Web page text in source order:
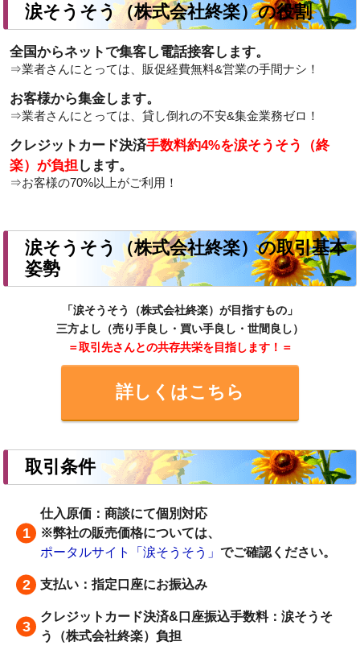
涙そうそう（株式会社終楽）の役割
全国からネットで集客し電話接客します。
⇒業者さんにとっては、販促経費無料&営業の手間ナシ！
お客様から集金します。
⇒業者さんにとっては、貸し倒れの不安&集金業務ゼロ！
クレジットカード決済手数料約4%を涙そうそう（終
楽）が負担 します。
⇒お客様の70%以上がご利用！
涙そうそう（株式会社終楽）の取引基本
姿勢
「涙そうそう（株式会社終楽）が目指すもの」
三方よし（売り手良し・買い手良し・世間良し）
＝取引先さんとの共存共栄を目指します！＝
詳しくはこちら
取引条件
仕入原価：商談にて個別対応
※弊社の販売価格については、
ポータルサイト「涙そうそう」でご確認ください。
支払い：指定口座にお振込み
クレジットカード決済&口座振込手数料：涙そうそ
う（株式会社終楽）負担